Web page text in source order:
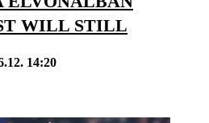
WILL STILL
14:20